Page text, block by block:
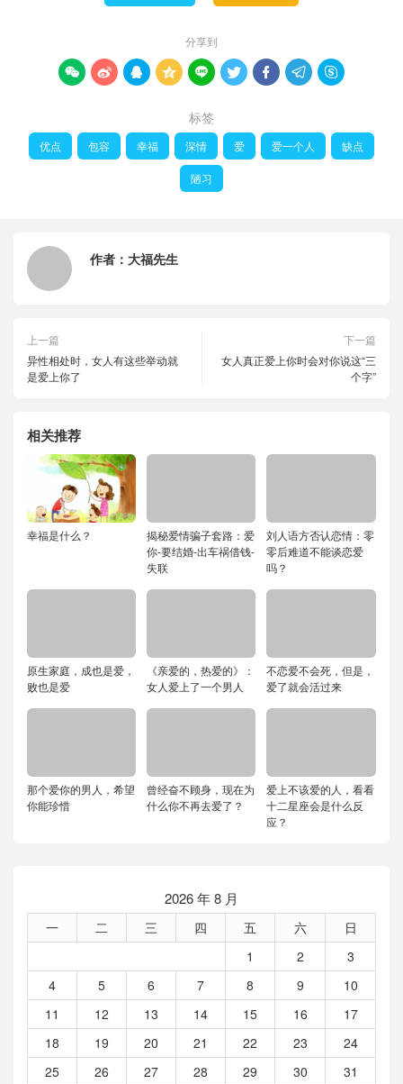
分享到
        
标签
优点 包容 幸福 深情 爱 爱一个人 缺点
陋习
作者： 大福先生
上一篇
异性相处时，女人有这些举动就
是爱上你了
下一篇
女人真正爱上你时会对你说这“三
个字”
相关推荐
幸福是什么？
揭秘爱情骗子套路：爱
你-要结婚-出车祸借钱-
失联
刘人语方否认恋情：零
零后难道不能谈恋爱
吗？
原生家庭，成也是爱，
败也是爱
《亲爱的，热爱的》：
女人爱上了一个男人
不恋爱不会死，但是，
爱了就会活过来
那个爱你的男人，希望
你能珍惜
曾经奋不顾身，现在为
什么你不再去爱了？
爱上不该爱的人，看看
十二星座会是什么反
应？
2026 年 8 月
一 二 三 四 五 六
日
1
2
3
4
5 6 7 8 9
10
11
12 13 14 15 16
17
18
19 20 21 22 23
24
25
26 27 28 29 30
31